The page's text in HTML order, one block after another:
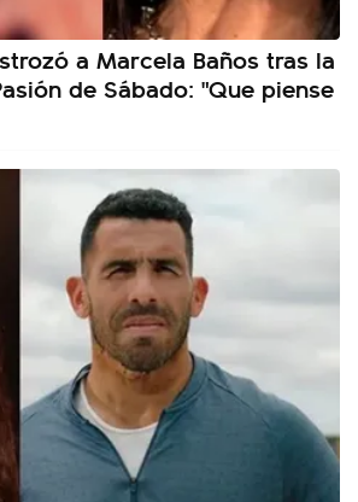
a Marcela Baños tras la
de Sábado: "Que piense